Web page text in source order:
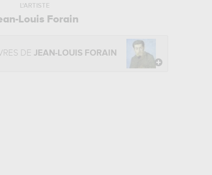
L'ARTISTE
Louis Forain
DE JEAN-LOUIS FORAIN